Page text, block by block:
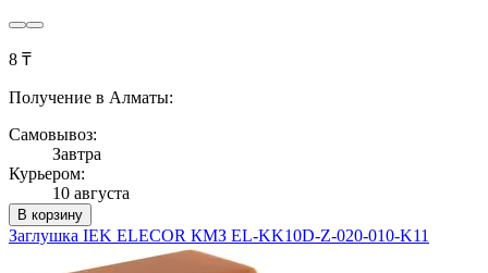
8 ₸
Получение в Алматы:
Самовывоз:
Завтра
Курьером:
10 августа
В корзину
Заглушка IEK ELECOR КМЗ EL-KK10D-Z-020-010-K11